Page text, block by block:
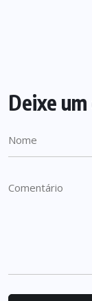
Deixe